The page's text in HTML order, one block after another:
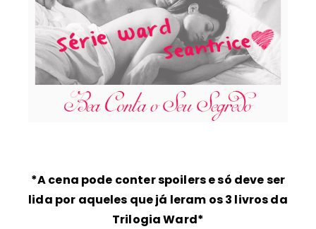
*A cena pode conter spoilers e só deve ser
lida por aqueles que já leram os 3 livros da
Trilogia Ward*